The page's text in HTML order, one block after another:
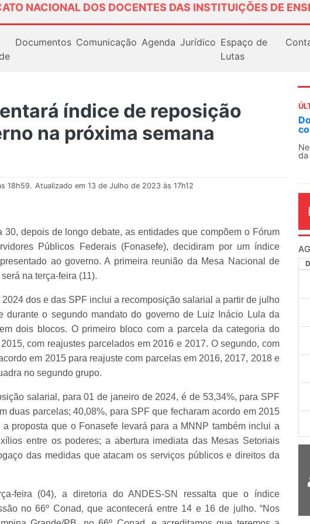
NACIONAL DOS DOCENTES DAS INSTITUIÇÕES DE
Documentos Comunicação Agenda Jurídico Espaço de
Lutas
índice de reposição
na próxima semana
18h59. Atualizado em 13 de Julho de 2023 às 17h12
30, depois de longo debate, as entidades que compõem o Fórum
Públicos Federais (Fonasefe), decidiram por um índice
ao governo. A primeira reunião da Mesa Nacional de
na terça-feira (11).
dos e das SPF inclui a recomposição salarial a partir de julho
durante o segundo mandato do governo de Luiz Inácio Lula da
dois blocos. O primeiro bloco com a parcela da categoria do
com reajustes parcelados em 2016 e 2017. O segundo, com
em 2015 para reajuste com parcelas em 2016, 2017, 2018 e
no segundo grupo.
salarial, para 01 de janeiro de 2024, é de 53,34%, para SPF
duas parcelas; 40,08%, para SPF que fecharam acordo em 2015
proposta que o Fonasefe levará para a MNNP também inclui a
entre os poderes; a abertura imediata das Mesas Setoriais
das medidas que atacam os serviços públicos e direitos da
feira (04), a diretoria do ANDES-SN ressalta que o índice
no 66º Conad, que acontecerá entre 14 e 16 de julho. “Nos
Docentes paralisam novamente as
contra as políticas de Milei na
Nessa segunda-feira (3), sindicatos de
da educação superior e básica da